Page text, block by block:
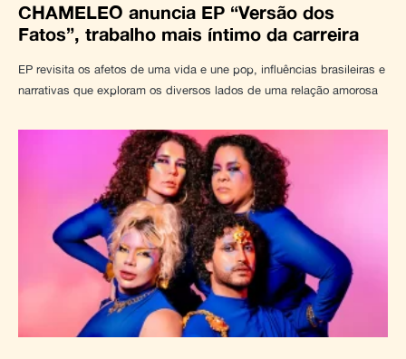
CHAMELEO anuncia EP “Versão dos
Fatos”, trabalho mais íntimo da carreira
EP revisita os afetos de uma vida e une pop, influências brasileiras e
narrativas que exploram os diversos lados de uma relação amorosa